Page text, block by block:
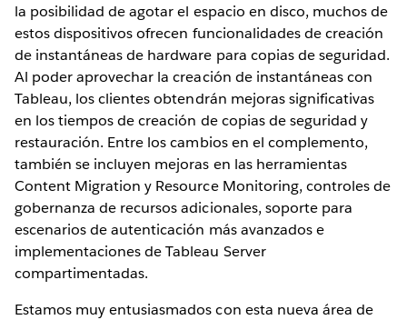
la posibilidad de agotar el espacio en disco, muchos de
estos dispositivos ofrecen funcionalidades de creación
de instantáneas de hardware para copias de seguridad.
Al poder aprovechar la creación de instantáneas con
Tableau, los clientes obtendrán mejoras significativas
en los tiempos de creación de copias de seguridad y
restauración. Entre los cambios en el complemento,
también se incluyen mejoras en las herramientas
Content Migration y Resource Monitoring, controles de
gobernanza de recursos adicionales, soporte para
escenarios de autenticación más avanzados e
implementaciones de Tableau Server
compartimentadas.
Estamos muy entusiasmados con esta nueva área de